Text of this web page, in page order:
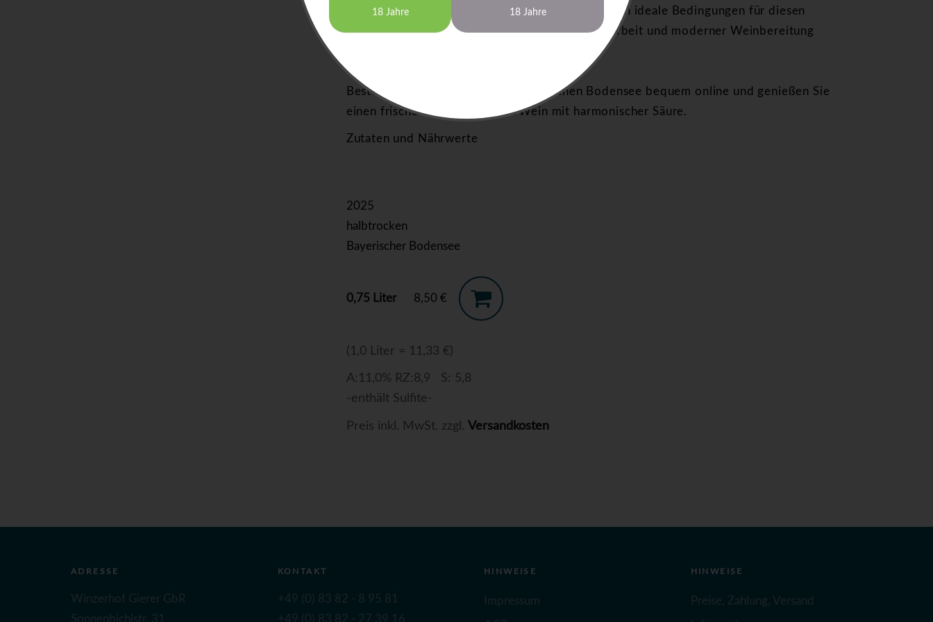
Die Weinberge des Bayerischen Bodensees bieten ideale Bedingungen für diesen
halbtrockenen Wein, der mit sorgfältiger Handarbeit und moderner Weinbereitung
Bestellen Sie en Rotling vom Bayerischen Bodensee bequem online und genießen Sie
einen frischen, ausgewogenen Wein mit harmonischer Säure.
Zutaten und Nährwerte
2025
halbtrocken
Bayerischer Bodensee
0,75 Liter 8,50 €
(1,0 Liter = 11,33 €)
A:11,0% RZ:8,9 S: 5,8
-enthält Sulfite-
Preis inkl. MwSt. zzgl. Versandkosten
ADRESSE
Winzerhof Gierer GbR
Sonnenbichlstr. 31
KONTAKT
+49 (0) 83 82 - 8 95 81
+49 (0) 83 82 - 27 39 16
HINWEISE
Impressum
HINWEISE
Preise, Zahlung, Versand
18 Jahre 18 Jahre